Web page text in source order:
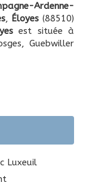
Ardenne-
, Éloyes (88510)
est située à
Guebwiller
Luxeuil